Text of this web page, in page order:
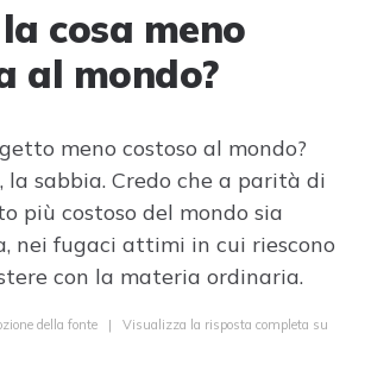
cosa meno
al mondo?
meno costoso al mondo?
la sabbia. Credo che a parità di
più costoso del mondo sia
nei fugaci attimi in cui riescono
con la materia ordinaria.
della fonte | Visualizza la risposta completa su